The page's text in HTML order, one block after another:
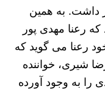
داشت. به همین
رعنا مهدی پور
رعنا می گوید که
شیری، خواننده
را به وجود آورده